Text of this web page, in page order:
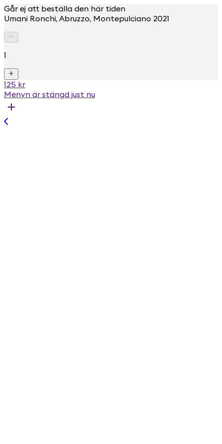
Går ej att beställa den här tiden
Umani Ronchi, Abruzzo, Montepulciano 2021
1
125 kr
Menyn är stängd just nu